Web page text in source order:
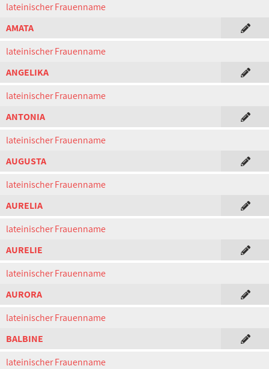
lateinischer Frauenname
AMATA
lateinischer Frauenname
ANGELIKA
lateinischer Frauenname
ANTONIA
lateinischer Frauenname
AUGUSTA
lateinischer Frauenname
AURELIA
lateinischer Frauenname
AURELIE
lateinischer Frauenname
AURORA
lateinischer Frauenname
BALBINE
lateinischer Frauenname